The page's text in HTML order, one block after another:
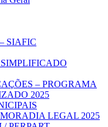
SIAFIC
– PROGRAMA
2025
LEGAL 2025